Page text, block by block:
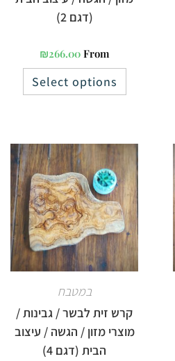
(דגם 2)
From
₪266.00
Select options
במטבח
קרש זית לבשר / גבינות /
מוצרי מזון / הגשה / עיצוב
הבית (דגם 4)